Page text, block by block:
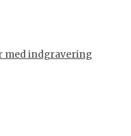
med indgravering